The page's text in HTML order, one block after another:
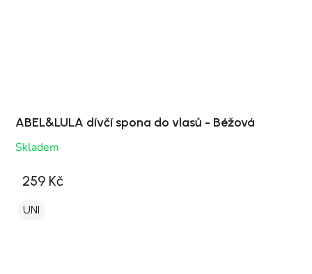
ABEL&LULA dívčí spona do vlasů - Béžová
Skladem
259 Kč
UNI